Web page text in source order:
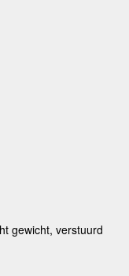
gewicht, verstuurd